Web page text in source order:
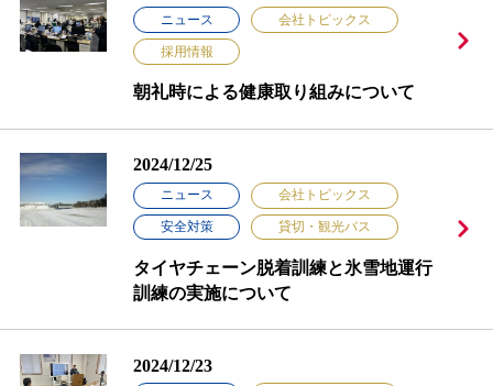
ニュース 会社トピックス
採用情報
朝礼時による健康取り組みについて
2024/12/25
ニュース 会社トピックス
安全対策 貸切・観光バス
タイヤチェーン脱着訓練と氷雪地運行
訓練の実施について
2024/12/23